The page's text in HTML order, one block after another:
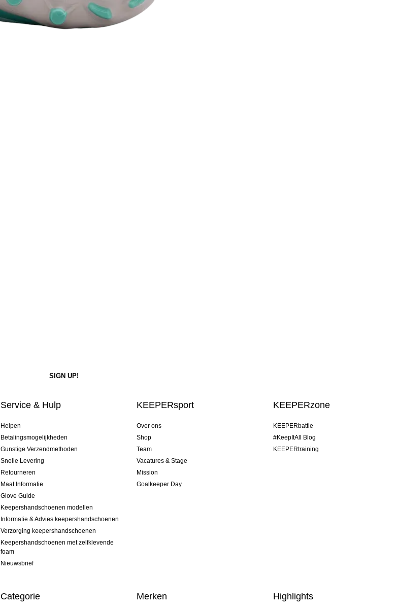
Service & Hulp
Helpen
Betalingsmogelijkheden
Gunstige Verzendmethoden
Snelle Levering
Retourneren
Maat Informatie
Glove Guide
Keepershandschoenen modellen
Informatie & Advies keepershandschoenen
Verzorging keepershandschoenen
Keepershandschoenen met zelfklevende
foam
Nieuwsbrief
KEEPERsport
Over ons
Shop
Team
Vacatures & Stage
Mission
Goalkeeper Day
KEEPERzone
KEEPERbattle
#KeepItAll Blog
KEEPERtraining
Categorie Merken Highlights